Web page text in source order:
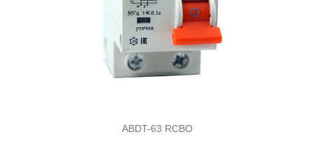
ABDT-63 RCBO